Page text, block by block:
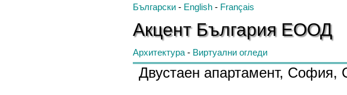
Български - English - Français
Акцент България ЕООД
Архитектура - Виртуални огледи
Двустаен апартамент, София,